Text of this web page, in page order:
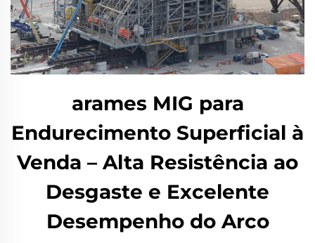
arames MIG para
Endurecimento Superficial à
Venda – Alta Resistência ao
Desgaste e Excelente
Desempenho do Arco